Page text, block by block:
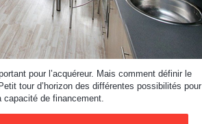
pour l’acquéreur. Mais comment définir le
tour d’horizon des différentes possibilités pour
capacité de financement.